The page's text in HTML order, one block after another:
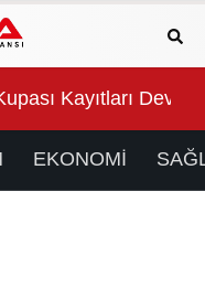
takdir topladı
EKONOMİ